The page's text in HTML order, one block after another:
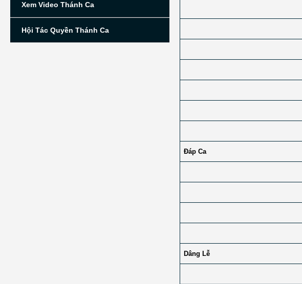
Đáp Ca
Dâng Lễ
Xem Video Thánh Ca
Hội Tác Quyền Thánh Ca